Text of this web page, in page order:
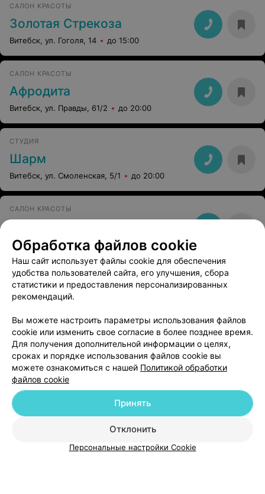
САЛОН КРАСОТЫ
Золотая Стрекоза
Витебск, ул. Гоголя, 14 до 15:00
САЛОН КРАСОТЫ
Афродита
Витебск, ул. Правды, 61/2 до 20:00
СТУДИЯ
Шарм
Витебск, ул. Смоленская, 5/1 до 20:00
САЛОН КРАСОТЫ
Витебск, ул. Суворова, 10/2 до 22:00
САЛОН КРАСОТЫ
Престиж
Добавить компанию
Обработка файлов cookie
Наш сайт использует файлы cookie для обеспечения
удобства пользователей сайта, его улучшения, сбора
статистики и предоставления персонализированных
рекомендаций.
Вы можете настроить параметры использования файлов
cookie или изменить свое согласие в более позднее время.
Для получения дополнительной информации о целях,
сроках и порядке использования файлов cookie вы
можете ознакомиться с нашей Политикой обработки
файлов cookie
Отклонить
Принять
Персональные настройки Cookie